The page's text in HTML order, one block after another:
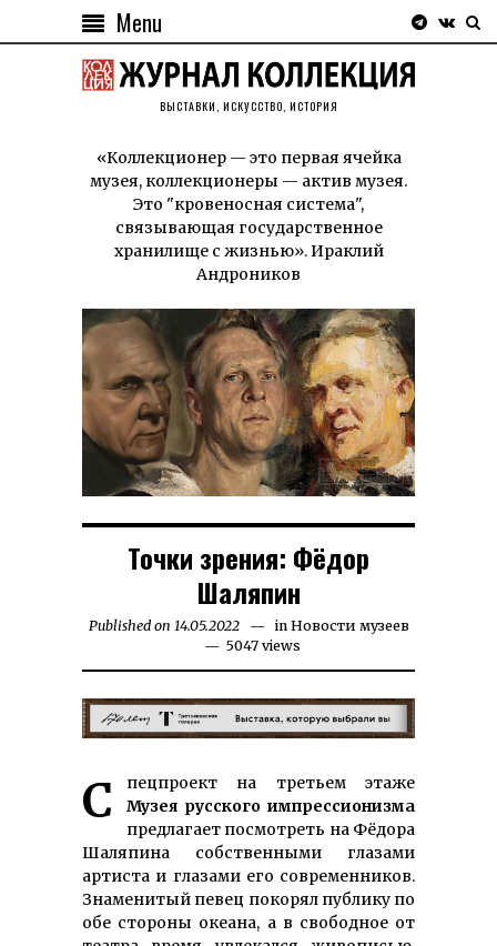
Menu
ВЫСТАВКИ, ИСКУССТВО, ИСТОРИЯ
«Коллекционер — это первая ячейка
музея, коллекционеры — актив музея.
Это "кровеносная система",
связывающая государственное
хранилище с жизнью». Ираклий
Андроников
Точки зрения: Фёдор
Шаляпин
Published on 14.05.202215.07.2023
in Новости музеев
5047 views
Спецпроект на третьем этаже
Музея русского импрессионизма
предлагает посмотреть на Фёдора
Шаляпина собственными глазами
артиста и глазами его современников.
Знаменитый певец покорял публику по
обе стороны океана, а в свободное от